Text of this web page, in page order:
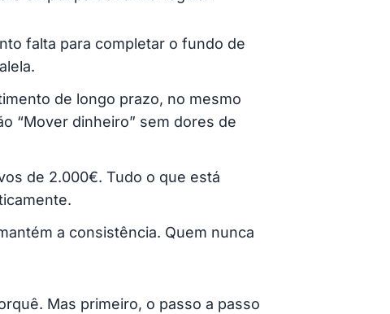
falta para completar o fundo de
de longo prazo, no mesmo
“Mover dinheiro” sem dores de
de 2.000€. Tudo o que está
a consistência. Quem nunca
Mas primeiro, o passo a passo